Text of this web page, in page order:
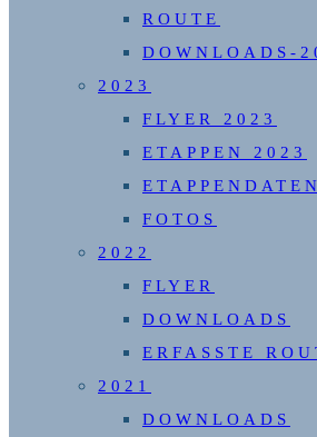
ROUTE
DOWNLOADS-
2023
FLYER 2023
ETAPPEN 2023
ETAPPENDATEN
FOTOS
2022
FLYER
DOWNLOADS
ERFASSTE
2021
DOWNLOADS